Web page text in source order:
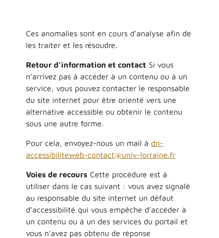
Ces anomalies sont en cours d’analyse afin de
les traiter et les résoudre.
Retour d’information et contact Si vous
n’arrivez pas à accéder à un contenu ou à un
service, vous pouvez contacter le responsable
du site internet pour être orienté vers une
alternative accessible ou obtenir le contenu
sous une autre forme.
Pour cela, envoyez-nous un mail à dn-
accessibiliteweb-contact@univ-lorraine.fr
Voies de recours Cette procédure est à
utiliser dans le cas suivant : vous avez signalé
au responsable du site internet un défaut
d’accessibilité qui vous empêche d’accéder à
un contenu ou à un des services du portail et
vous n’avez pas obtenu de réponse